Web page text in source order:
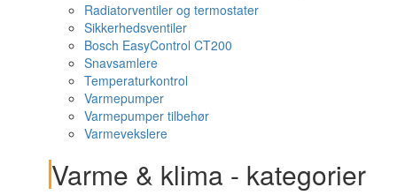
Radiatorventiler og termostater
Sikkerhedsventiler
Bosch EasyControl CT200
Snavsamlere
Temperaturkontrol
Varmepumper
Varmepumper tilbehør
Varmevekslere
Varme & klima - kategorier